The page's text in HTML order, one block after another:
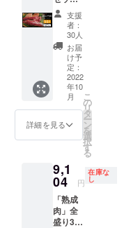
産地：
国産
し上が
りくだ
さい ・
名称：
熟成肉3
点盛り
合わ
せ.CF
・原材
牛肉、
豚肉、
量：牛
肉/約
1.5kg、
豚肉/約
1.5kg、
りくだ
さい ・
名称：
熟成肉3
点盛り
合わ
せ.CF
・原材
料名：
牛肉、
豚肉、
肉/約
1.5kg、
1.5kg、
鶏肉/約
セット
のみご
用意い
たしま
した。
10,622
円引き
の超お
買い得
価格で
す。 ・
豚ヒレ
／約
500g ・
鶏胸肉
／約
500g ※
全盛り
約
1.5kg（
3〜5人
分）
［一般
販売予
定価格
15,174
円］
50％OF
F キャ
ンプ
ヤー限
定早割
価格
50％OF
Fでの価
格30
支援
者：
30人
お届
け予
定：
2022
年10
月
詳細を見る
こ
の
リ
タ
ー
ン
を
選
択
す
る
9,1
04 円
在庫な
し
「熟成
肉」全
盛り3点